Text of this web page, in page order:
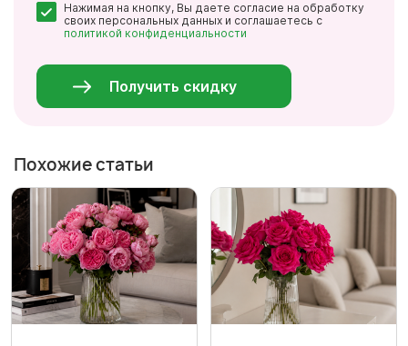
*
Нажимая на кнопку, Вы даете согласие на обработку
своих персональных данных и соглашаетесь с
политикой конфиденциальности
Получить скидку
Похожие статьи